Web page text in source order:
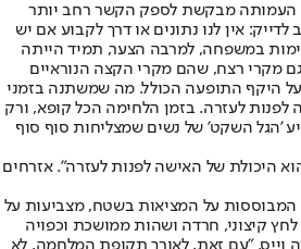
העמותה מבקשת לספק הקשר רחב יותר
אין לנו נתונים או דרך לקבוע אם יש
במשפחה, למרבה הצער, תמיד הייתה
מקרי רצח, שהם מקרי הקצה הנוראיים
על היקף התופעה הכולל. מה שמשתנה בזמני
לפנות לעזרה. בזמן הלחימה הכל קופא, ורק
'הגל השקט' של נשים שמצליחות סוף סוף
היכולת של האישה לפנות לעזרה". אזרחים
המבוססות על המציאות בשטח, מצביעות על
קיצוני, חרדה ושהות ממושכת וכפויה